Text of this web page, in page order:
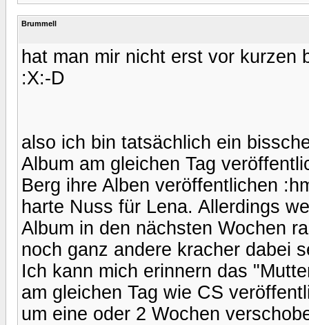
Brummell
hat man mir nicht erst vor kurzen
:X:-D
also ich bin tatsächlich ein
Album am gleichen Tag
Berg ihre Alben veröffentlichen
harte Nuss für Lena. Allerdings
Album in den nächsten Wochen
noch ganz andere kracher dabei
Ich kann mich erinnern das
am gleichen Tag wie CS
um eine oder 2 Wochen